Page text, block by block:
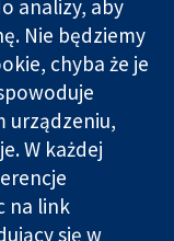
Nowości
Biuro
prasowe
O nas
Praca
Cochrane
Library
analizy, aby
Nie będziemy
chyba że je
urządzeniu,
W każdej
na link
się w